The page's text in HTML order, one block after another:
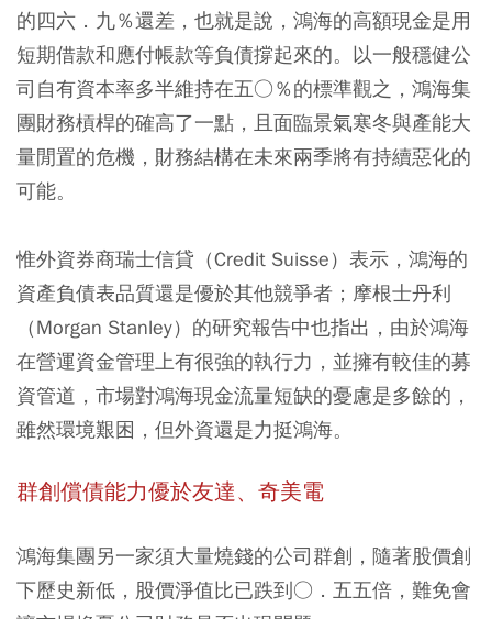
的四六．九％還差，也就是說，鴻海的高額現金是用
短期借款和應付帳款等負債撐起來的。以一般穩健公
司自有資本率多半維持在五○％的標準觀之，鴻海集
團財務槓桿的確高了一點，且面臨景氣寒冬與產能大
量閒置的危機，財務結構在未來兩季將有持續惡化的
可能。
惟外資券商瑞士信貸（Credit Suisse）表示，鴻海的
資產負債表品質還是優於其他競爭者；摩根士丹利
（Morgan Stanley）的研究報告中也指出，由於鴻海
在營運資金管理上有很強的執行力，並擁有較佳的募
資管道，市場對鴻海現金流量短缺的憂慮是多餘的，
雖然環境艱困，但外資還是力挺鴻海。
群創償債能力優於友達、奇美電
鴻海集團另一家須大量燒錢的公司群創，隨著股價創
下歷史新低，股價淨值比已跌到○．五五倍，難免會